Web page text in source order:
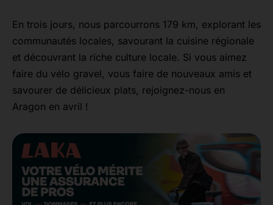
En trois jours, nous parcourrons 179 km, explorant les
communautés locales, savourant la cuisine régionale
et découvrant la riche culture locale. Si vous aimez
faire du vélo gravel, vous faire de nouveaux amis et
savourer de délicieux plats, rejoignez-nous en
Aragon en avril !